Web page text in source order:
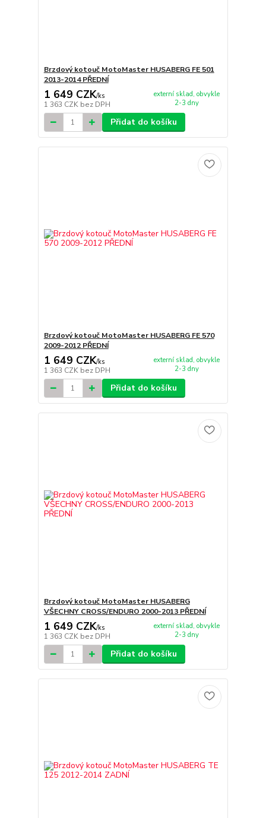
Brzdový kotouč MotoMaster HUSABERG FE 501
2013-2014 PŘEDNÍ
1 649 CZK/ks
1 363 CZK bez DPH
externí sklad, obvykle
2-3 dny
Přidat do košíku
Brzdový kotouč MotoMaster HUSABERG FE 570
2009-2012 PŘEDNÍ
1 649 CZK/ks
1 363 CZK bez DPH
externí sklad, obvykle
2-3 dny
Přidat do košíku
Brzdový kotouč MotoMaster HUSABERG
VŠECHNY CROSS/ENDURO 2000-2013 PŘEDNÍ
1 649 CZK/ks
1 363 CZK bez DPH
externí sklad, obvykle
2-3 dny
Přidat do košíku